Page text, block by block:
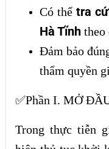
Có thểtra
Hà Tĩnhtheo
Đảm bảo
thẩm quyền
✅Phần I. MỞ
Trong thực tiễn